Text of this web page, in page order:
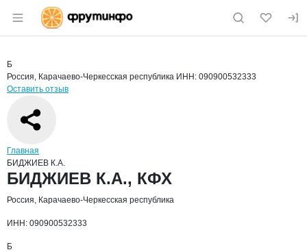
Раздел навигации по сайту fruitinfo.ru
Страница компании
Страница компании
Краткая информация о компании
Б
Россия, Карачаево-Черкесская республика ИНН: 090900532333
Оставить отзыв
Навигация по сайту
Главная
БИДЖИЕВ К.А.
Основная информация о компании
БИДЖИЕВ К.А., КФХ
Россия, Карачаево-Черкесская республика
ИНН: 090900532333
Б